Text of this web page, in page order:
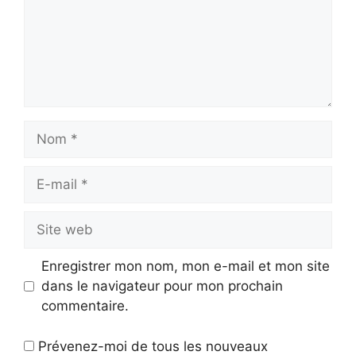
Nom
Site
web
Enregistrer mon nom, mon e-mail et mon site
dans le navigateur pour mon prochain
commentaire.
Prévenez-moi de tous les nouveaux